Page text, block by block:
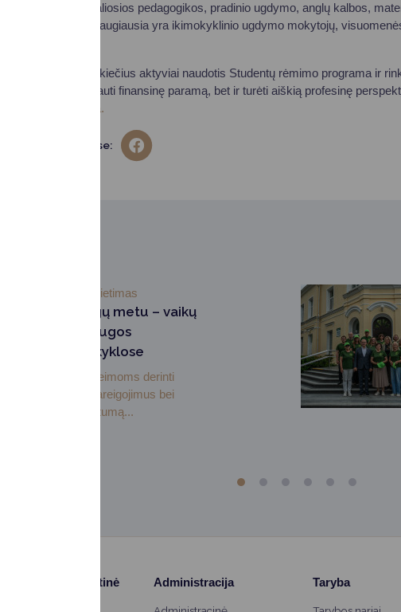
psichologijos, specialiosios pedagogikos, pradinio ugdymo, anglų kalbos,
Tarp jau baigusiųjų daugiausia yra ikimokyklinio ugdymo mokytojų,
Kviečiame druskininkiečius aktyviai naudotis Studentų rėmimo programa ir
tai galimybė ne tik gauti finansinę paramą, bet ir turėti aiškią profesinę
informaciją rasite čia.
Dalintis soc. tinkluose:
Švietimas
Vasaros atostogų metu – vaikų
priežiūros paslaugos
Druskininkų mokyklose
Siekdamos padėti šeimoms derinti
darbo ir šeimos įsipareigojimus bei
užtikrinti vaikų užimtumą...
Struktūra ir kontaktinė
Administracija Taryba